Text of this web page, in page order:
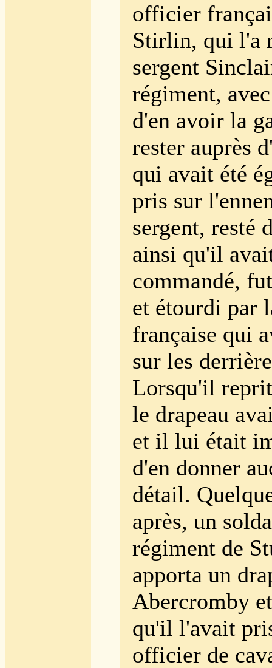
officier
Stirlin, qui l'a
sergent
régiment,
d'en avoir la
rester auprès
qui avait été
pris sur
sergent, resté
ainsi qu'il
commandé,
et étourdi par
française qui
sur les
Lorsqu'il reprit
le drapeau
et il lui était
d'en donner
détail.
après, un
régiment de
apporta un
Abercromby
qu'il l'avait
officier de